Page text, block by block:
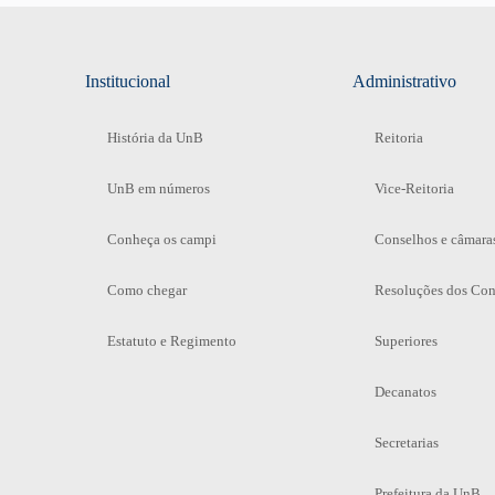
Institucional
História da UnB
UnB em números
Conheça os campi
Como chegar
Estatuto e Regimento
Administrativo
Reitoria
Vice-Reitoria
Conselhos e
Resoluções dos
Superiores
Decanatos
Secretarias